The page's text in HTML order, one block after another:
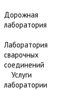
Дорожная
лаборатория
Лаборатория
сварочных
соединений
Услуги
лаборатории